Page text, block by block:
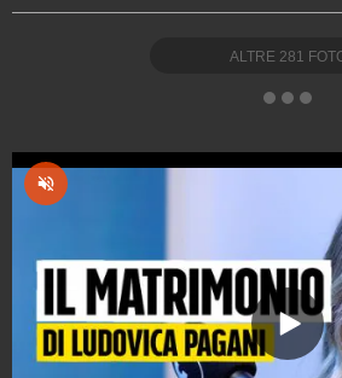
ALTRE 281